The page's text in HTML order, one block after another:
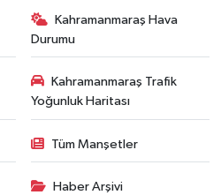
Kahramanmaraş Hava
Durumu
Kahramanmaraş Trafik
Yoğunluk Haritası
Tüm Manşetler
Haber Arşivi